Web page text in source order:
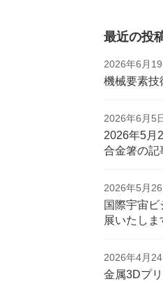
最近の投
2026年6月19
機械要素技
2026年6月5
2026年5月
合金箸の記
2026年5月26
国際宇宙
展いたしま
2026年4月24
金属3Dプ